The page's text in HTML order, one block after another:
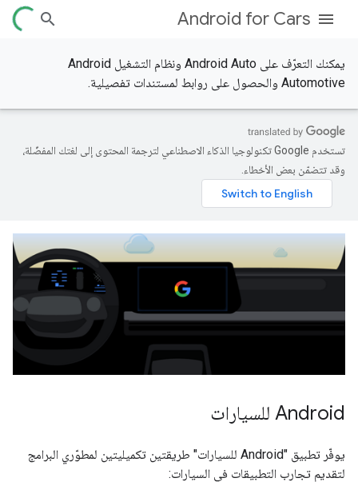
Android for Cars
يمكنك التعرّف على Android Auto ونظام التشغيل Android
Automotive والحصول على روابط لمستندات تفصيلية.
تستخدم Google تكنولوجيا الذكاء الاصطناعي لترجمة المحتوى إلى لغتك المفضّلة،
وقد تتضمّن بعض الأخطاء.
‫Android للسيارات
يوفّر تطبيق "Android للسيارات" طريقتين تكميليتين لمطوّري البرامج
لتقديم تجارب التطبيقات في السيارات: